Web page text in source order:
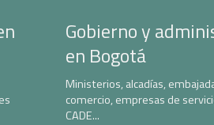
Gobierno y
en Bogotá
Ministerios, alcadías,
comercio, empresas de
CADE...